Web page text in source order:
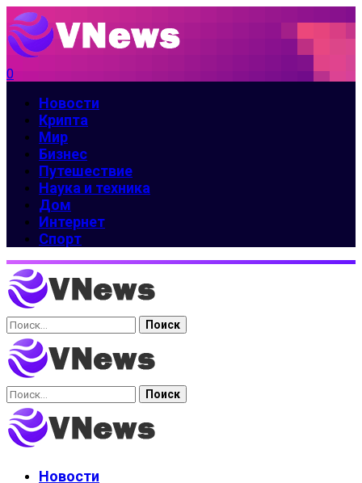
0
Новости
Крипта
Мир
Бизнес
Путешествие
Наука и техника
Дом
Интернет
Спорт
Найти:
Найти:
Новости